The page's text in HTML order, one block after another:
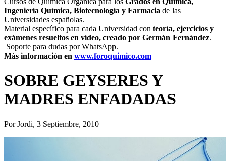
Ingeniería Química, Biotecnología y Farmacia de las
Universidades españolas.
Material específico para cada Universidad con teoría, ejercicios y
exámenes resueltos en vídeo, creado por Germán Fernández.
Soporte para dudas por WhatsApp.
Más información en www.foroquimico.com
SOBRE GEYSERES Y
MADRES ENFADADAS
PorJordi, 3 Septiembre, 2010